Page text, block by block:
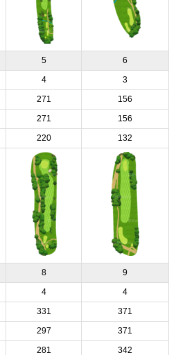
5 6
4 3
271 156
271 156
220 132
8 9
4 4
331 371
297 371
281 342